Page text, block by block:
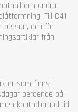
och andra
Till C41-
peenar, och för
från
som finns i
beroende på
kontrollera alltid